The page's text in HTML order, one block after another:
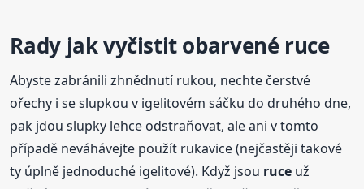
Rady jak vyčistitobarvené ruce
Abyste zabránili zhnědnutí rukou, nechte čerstvé
ořechy i se slupkou v igelitovém sáčku do druhého dne,
pak jdou slupky lehce odstraňovat, ale ani v tomto
případě neváhávejte použít rukavice (nejčastěji takové
ty úplně jednoduché igelitové). Když jsou ruce už